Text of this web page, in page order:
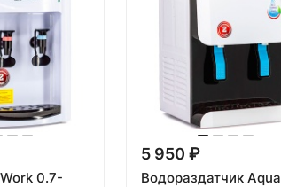
0.7-
5 950 ₽
Водораздатчик Aqua